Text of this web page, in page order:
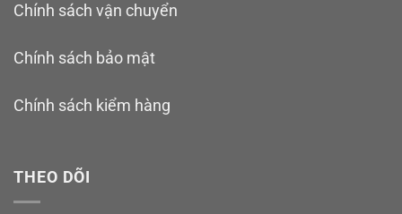
Chính sách vận chuyển
Chính sách bảo mật
Chính sách kiểm hàng
THEO DÕI